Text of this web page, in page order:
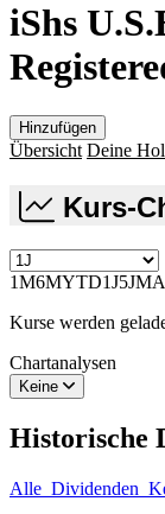
iShs
Hinzufügen
Übersicht Deine
Kurs-
1M6MYTD1J5J
Kurse werden
Chartanalysen
Keine
Historische
Alle Dividenden